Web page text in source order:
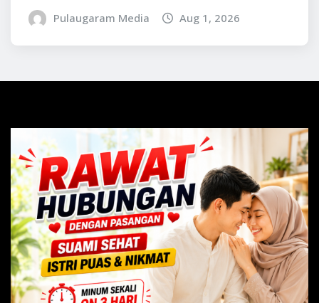
Pulaugaram Media Aug 1, 2026